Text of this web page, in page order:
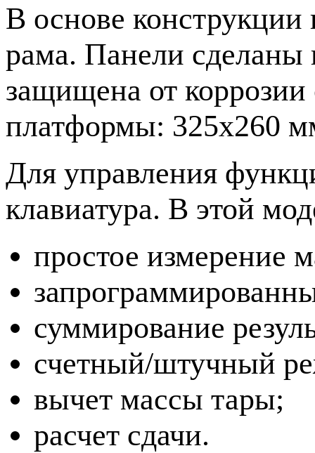
В основе конструкции
рама. Панели сделаны
защищена от
платформы: 325х260
Для управления
клавиатура. В этой
простое измерение
суммирование
счетный/штучный
вычет массы тары;
расчет сдачи.